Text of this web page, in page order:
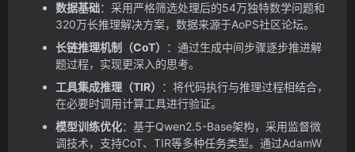
数据基础：采用严格筛选处理后的54万独特数学问题和
320万长推理解决方案，数据来源于AoPS社区论坛。
长链推理机制（CoT）
：通过生成中间步骤逐步推进解
题过程，实现更深入的思考。
工具集成推理（TIR）
：将代码执行与推理过程相结合，
在必要时调用计算工具进行验证。
模型训练优化：基于Qwen2.5-Base架构，采用监督微
调技术，支持CoT、TIR等多种任务类型。通过AdamW